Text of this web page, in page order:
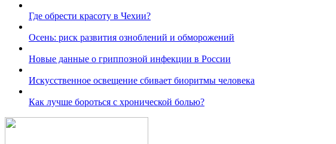
Где обрести красоту в Чехии?
Осень: риск развития озноблений и обморожений
Новые данные о гриппозной инфекции в России
Искусственное освещение сбивает биоритмы человека
Как лучше бороться с хронической болью?